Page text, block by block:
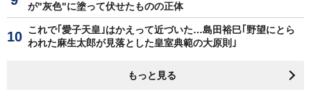
が"灰色"に塗って伏せたものの正体
これで｢愛子天皇｣はかえって近づいた…島田裕巳｢野望にとら
われた麻生太郎が見落とした皇室典範の大原則｣
もっと見る